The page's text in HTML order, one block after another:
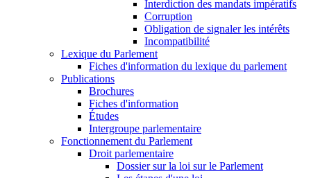
Interdiction des mandats impératifs
Corruption
Obligation de signaler les intérêts
Incompatibilité
Lexique du Parlement
Fiches d'information du lexique du parlement
Publications
Brochures
Fiches d'information
Études
Intergroupe parlementaire
Fonctionnement du Parlement
Droit parlementaire
Dossier sur la loi sur le Parlement